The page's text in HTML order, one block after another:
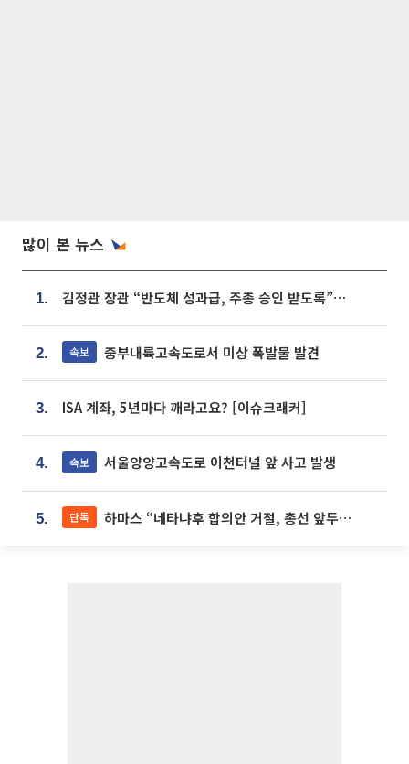
많이 본 뉴스
1. 김정관 장관 “반도체 성과급, 주총 승인 받도록”…상법·자본시장법 개정 시사
2. 속보 중부내륙고속도로서 미상 폭발물 발견
3. ISA 계좌, 5년마다 깨라고요? [이슈크래커]
4. 속보 서울양양고속도로 이천터널 앞 사고 발생
5. 단독 하마스 “네타냐후 합의안 거절, 총선 앞두고 시간 끌기”